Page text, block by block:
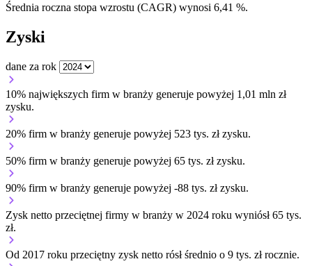
Średnia roczna stopa wzrostu (CAGR) wynosi 6,41 %.
Zyski
dane za rok
10% największych firm w branży generuje powyżej 1,01 mln zł
zysku.
20% firm w branży generuje powyżej 523 tys. zł zysku.
50% firm w branży generuje powyżej 65 tys. zł zysku.
90% firm w branży generuje powyżej -88 tys. zł zysku.
Zysk netto przeciętnej firmy w branży w 2024 roku wyniósł 65 tys.
zł.
Od 2017 roku przeciętny zysk netto rósł średnio o 9 tys. zł rocznie.